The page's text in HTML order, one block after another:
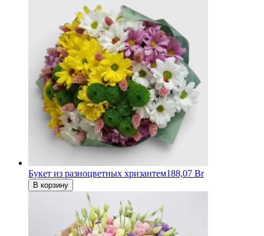
Букет из разноцветных хризантем188,07 Br
В корзину